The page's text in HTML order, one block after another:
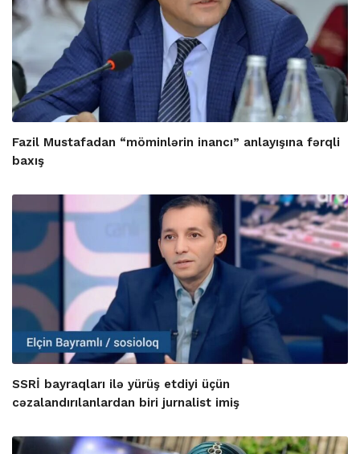
Fazil Mustafadan “möminlərin inancı” anlayışına fərqli
baxış
SSRİ bayraqları ilə yürüş etdiyi üçün
cəzalandırılanlardan biri jurnalist imiş